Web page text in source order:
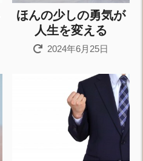
ほんの少しの勇気が
人生を変える
2024年6月25日